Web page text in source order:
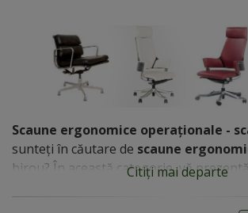
Scaune ergonomice operaționale -
sunteți în căutare de scaune
birou? În această categorie, vă
, mari, înalte, până la cele
Citiți mai departe